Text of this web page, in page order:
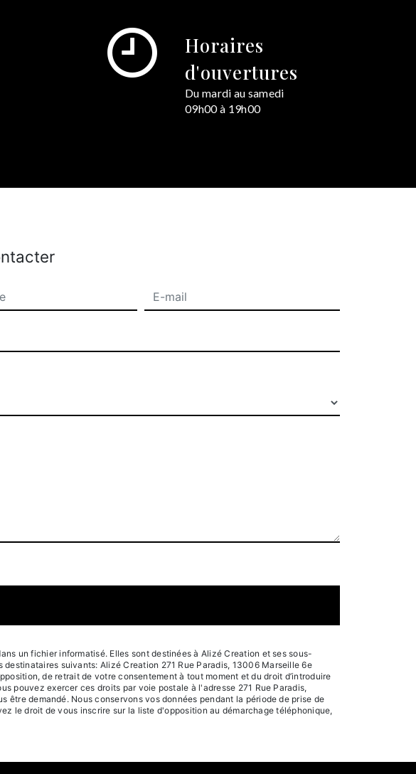
Horaires
d'ouvertures
Du mardi au samedi
09h00 à 19h00
un fichier informatisé. Elles sont destinées à Alizé Creation et ses sous-
suivants: Alizé Creation 271 Rue Paradis, 13006 Marseille 6e
de retrait de votre consentement à tout moment et du droit d’introduire
pouvez exercer ces droits par voie postale à l'adresse 271 Rue Paradis,
demandé. Nous conservons vos données pendant la période de prise de
le droit de vous inscrire sur la liste d'opposition au démarchage téléphonique,